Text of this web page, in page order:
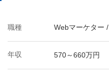
職種 Webマーケター
年収 570～660万円